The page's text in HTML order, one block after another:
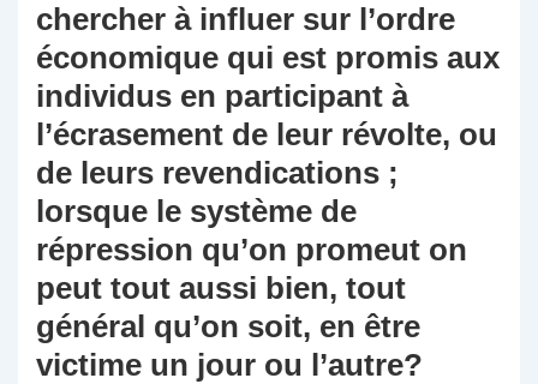
chercher à influer sur l’ordre
économique qui est promis aux
individus en participant à
l’écrasement de leur révolte, ou
de leurs revendications ;
lorsque le système de
répression qu’on promeut on
peut tout aussi bien, tout
général qu’on soit, en être
victime un jour ou l’autre?